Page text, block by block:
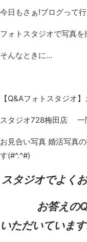
今日もさぁ!ブログって
フォトスタジオで写真を
そんなときに…
【Q&Aフォトスタジオ
スタジオ728梅田店 一
お見合い写真 婚活写真
す(#^.^#)
スタジオでよく
お答えの
いただいています